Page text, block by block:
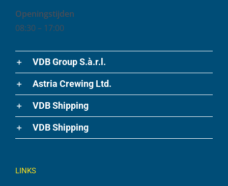
Openingstijden
08:30 – 17:00
VDB Group S.à.r.l.
Astria Crewing Ltd.
VDB Shipping
VDB Shipping
LINKS